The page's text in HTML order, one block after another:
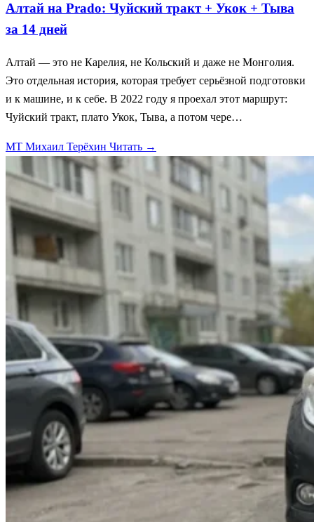
Алтай на Prado: Чуйский тракт + Укок + Тыва
за 14 дней
Алтай — это не Карелия, не Кольский и даже не Монголия.
Это отдельная история, которая требует серьёзной подготовки
и к машине, и к себе. В 2022 году я проехал этот маршрут:
Чуйский тракт, плато Укок, Тыва, а потом чере…
МТ Михаил Терёхин Читать →